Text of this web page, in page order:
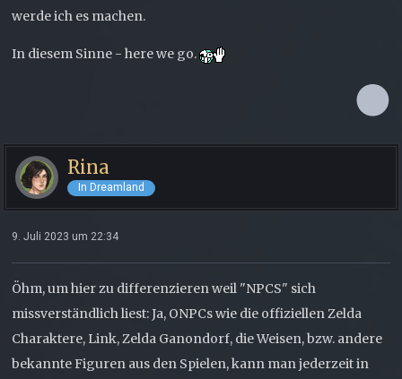
werde ich es machen.
In diesem Sinne - here we go.
Rina
In Dreamland
9. Juli 2023 um 22:34
Öhm, um hier zu differenzieren weil "NPCS" sich
missverständlich liest: Ja, ONPCs wie die offiziellen Zelda
Charaktere, Link, Zelda Ganondorf, die Weisen, bzw. andere
bekannte Figuren aus den Spielen, kann man jederzeit in